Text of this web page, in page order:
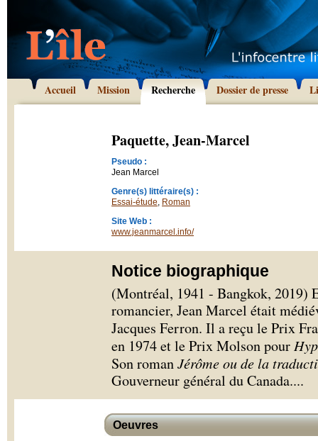
Accueil Mission Recherche Dossier de presse
Paquette, Jean-Marcel
Pseudo :
Jean Marcel
Genre(s) littéraire(s) :
Essai-étude, Roman
Site Web :
www.jeanmarcel.info/
Notice biographique
(Montréal, 1941 - Bangkok, 2019)
romancier, Jean Marcel était
Jacques Ferron. Il a reçu le Prix
en 1974 et le Prix Molson pour
Son romanJérôme ou de la
Gouverneur général du Canada....
Oeuvres